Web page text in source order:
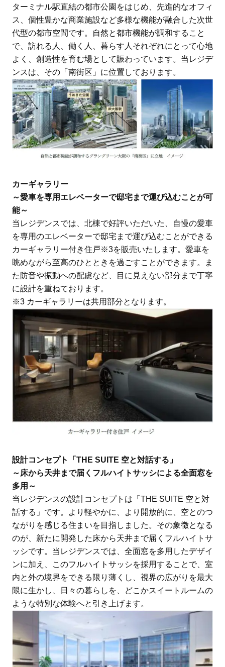
ターミナル駅直結の都市公園をはじめ、先進的なオフィ
ス、個性豊かな商業施設など多様な機能が融合した次世
代型の都市空間です。自然と都市機能が調和すること
で、訪れる人、働く人、暮らす人それぞれにとって心地
よく、創造性を育む場として賑わっています。当レジデ
ンスは、その「南街区」に位置しております。
カーギャラリー
～愛車を専用エレベーターで邸宅まで運び込むことが可
能～
当レジデンスでは、北棟で好評いただいた、自慢の愛車
を専用のエレベーターで邸宅まで運び込むことができる
カーギャラリー付き住戸※3を販売いたします。愛車を
眺めながら至高のひとときを過ごすことができます。ま
た防音や振動への配慮など、目に見えない部分まで丁寧
に設計を重ねております。
※3 カーギャラリーは共用部分となります。
設計コンセプト「THE SUITE 空と対話する」
～床から天井まで届くフルハイトサッシによる全面窓を
多用～
当レジデンスの設計コンセプトは「THE SUITE 空と対
話する」です。より軽やかに、より開放的に、空とのつ
ながりを感じる住まいを目指しました。その象徴となる
のが、新たに開発した床から天井まで届くフルハイトサ
ッシです。当レジデンスでは、全面窓を多用したデザイ
ンに加え、このフルハイトサッシを採用することで、室
内と外の境界をできる限り薄くし、視界の広がりを最大
限に生かし、日々の暮らしを、どこかスイートルームの
ような特別な体験へと引き上げます。